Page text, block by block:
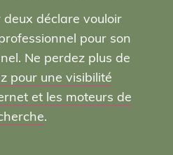
déclare vouloir
pour son
Ne perdez plus de
pour une visibilité
et les moteurs de
.